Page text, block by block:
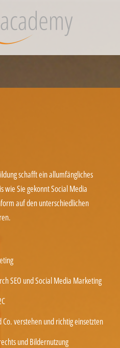
schafft ein allumfängliches
wie Sie gekonnt Social Media
auf den unterschiedlichen
SEO und Social Media Marketing
verstehen und richtig einsetzten
und Bildernutzung